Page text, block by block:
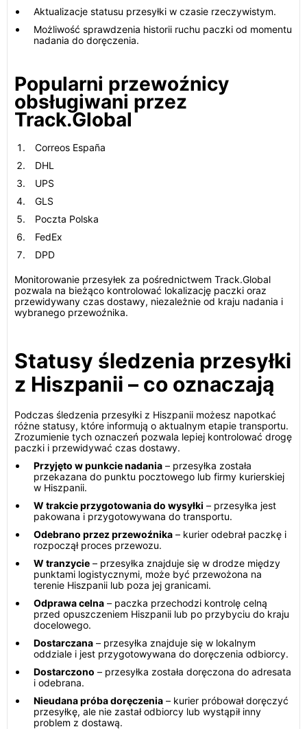
Aktualizacje statusu przesyłki w czasie rzeczywistym.
Możliwość sprawdzenia historii ruchu paczki od momentu
nadania do doręczenia.
Popularni przewoźnicy
obsługiwani przez
Track.Global
Correos España
DHL
UPS
GLS
Poczta Polska
FedEx
DPD
Monitorowanie przesyłek za pośrednictwem Track.Global
pozwala na bieżąco kontrolować lokalizację paczki oraz
przewidywany czas dostawy, niezależnie od kraju nadania i
wybranego przewoźnika.
Statusy śledzenia przesyłki
z Hiszpanii – co oznaczają
Podczas śledzenia przesyłki z Hiszpanii możesz napotkać
różne statusy, które informują o aktualnym etapie transportu.
Zrozumienie tych oznaczeń pozwala lepiej kontrolować drogę
paczki i przewidywać czas dostawy.
Przyjęto w punkcie nadania – przesyłka została
przekazana do punktu pocztowego lub firmy kurierskiej
w Hiszpanii.
W trakcie przygotowania do wysyłki – przesyłka jest
pakowana i przygotowywana do transportu.
Odebrano przez przewoźnika – kurier odebrał paczkę i
rozpoczął proces przewozu.
W tranzycie – przesyłka znajduje się w drodze między
punktami logistycznymi, może być przewożona na
terenie Hiszpanii lub poza jej granicami.
Odprawa celna – paczka przechodzi kontrolę celną
przed opuszczeniem Hiszpanii lub po przybyciu do kraju
docelowego.
Dostarczana – przesyłka znajduje się w lokalnym
oddziale i jest przygotowywana do doręczenia odbiorcy.
Dostarczono – przesyłka została doręczona do adresata
i odebrana.
Nieudana próba doręczenia – kurier próbował doręczyć
przesyłkę, ale nie zastał odbiorcy lub wystąpił inny
problem z dostawą.